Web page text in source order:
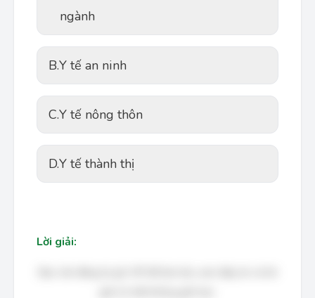
ngành
B.Y tế an ninh
C.Y tế nông thôn
D.Y tế thành thị
Lời giải: